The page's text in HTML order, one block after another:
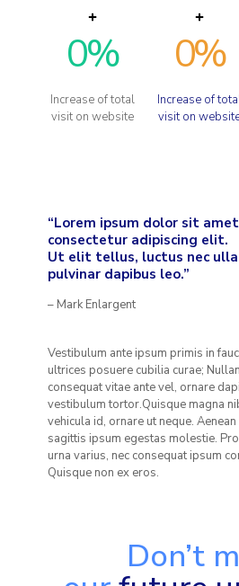
0%
Increase of total
visit on website
0%
Increase of
visit on
“Lorem ipsum dolor sit
consectetur adipiscing elit.
Ut elit tellus, luctus nec
pulvinar dapibus leo.”
– Mark Enlargent
Vestibulum ante ipsum primis in
ultrices posuere cubilia curae;
consequat vitae ante vel, ornare
vestibulum tortor.Quisque magna
vehicula id, ornare ut neque.
sagittis ipsum egestas molestie.
urna varius, nec consequat ipsum
Quisque non ex eros.
Don’t